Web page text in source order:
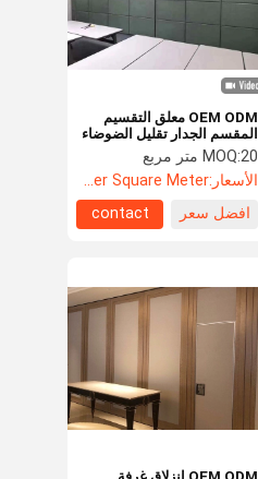
OEM ODM معلق التقسيم
المقسم الجدار تقليل الضوضاء
المنقولة
MOQ:20 متر مربع
الأسعار:US$104.8 Per Square Meter
افضل سعر
contact